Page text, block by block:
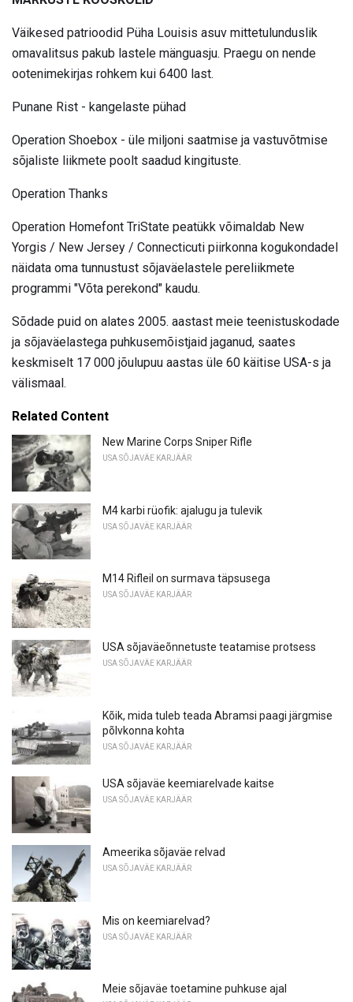
Väikesed patrioodid Püha Louisis asuv mittetulunduslik
omavalitsus pakub lastele mänguasju. Praegu on nende
ootenimekirjas rohkem kui 6400 last.
Punane Rist - kangelaste pühad
Operation Shoebox - üle miljoni saatmise ja vastuvõtmise
sõjaliste liikmete poolt saadud kingituste.
Operation Thanks
Operation Homefont TriState peatükk võimaldab New
Yorgis / New Jersey / Connecticuti piirkonna kogukondadel
näidata oma tunnustust sõjaväelastele pereliikmete
programmi "Võta perekond" kaudu.
Sõdade puid on alates 2005. aastast meie teenistuskodade
ja sõjaväelastega puhkusemõistjaid jaganud, saates
keskmiselt 17 000 jõulupuu aastas üle 60 käitise USA-s ja
välismaal.
Related Content
New Marine Corps Sniper Rifle
USA SÕJAVÄE KARJÄÄR
M4 karbi rüofik: ajalugu ja tulevik
USA SÕJAVÄE KARJÄÄR
M14 Rifleil on surmava täpsusega
USA SÕJAVÄE KARJÄÄR
USA sõjaväeõnnetuste teatamise protsess
USA SÕJAVÄE KARJÄÄR
Kõik, mida tuleb teada Abramsi paagi järgmise
põlvkonna kohta
USA SÕJAVÄE KARJÄÄR
USA sõjaväe keemiarelvade kaitse
USA SÕJAVÄE KARJÄÄR
Ameerika sõjaväe relvad
USA SÕJAVÄE KARJÄÄR
Mis on keemiarelvad?
USA SÕJAVÄE KARJÄÄR
Meie sõjaväe toetamine puhkuse ajal